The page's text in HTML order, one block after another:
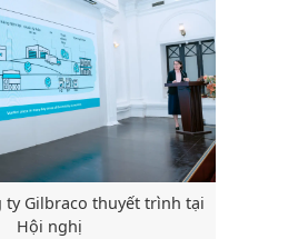
ty Gilbraco thuyết trình tại
Hội nghị